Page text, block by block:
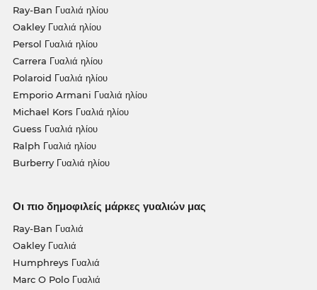
Ray-Ban Γυαλιά ηλίου
Oakley Γυαλιά ηλίου
Persol Γυαλιά ηλίου
Carrera Γυαλιά ηλίου
Polaroid Γυαλιά ηλίου
Emporio Armani Γυαλιά ηλίου
Michael Kors Γυαλιά ηλίου
Guess Γυαλιά ηλίου
Ralph Γυαλιά ηλίου
Burberry Γυαλιά ηλίου
Οι πιο δημοφιλείς μάρκες γυαλιών μας
Ray-Ban Γυαλιά
Oakley Γυαλιά
Humphreys Γυαλιά
Marc O Polo Γυαλιά